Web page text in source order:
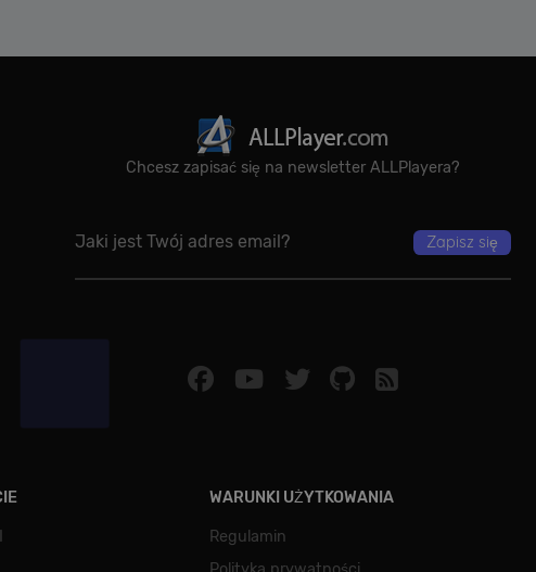
Chcesz zapisać się na newsletter ALLPlayera?
WARUNKI UŻYTKOWANIA
Regulamin